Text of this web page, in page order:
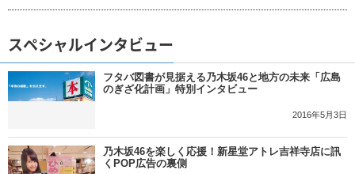
スペシャルインタビュー
フタバ図書が見据える乃木坂46と地方の未来「広島
のぎざ化計画」特別インタビュー
2016年5月3日
乃木坂46を楽しく応援！新星堂アトレ吉祥寺店に訊
くPOP広告の裏側